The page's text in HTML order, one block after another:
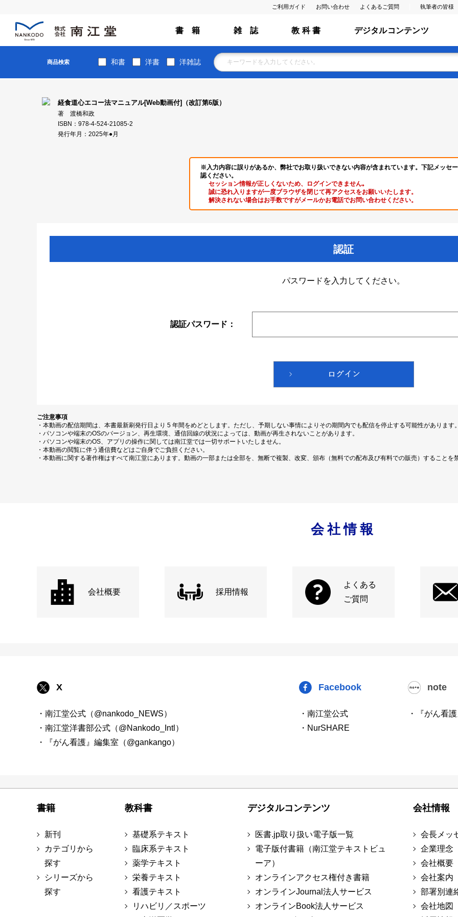
ご利用ガイド お問い合わせ よくあるご質問 執筆者の皆様
書 籍 雑 誌 教 科 書 デジタルコンテンツ
商品検索 和書 洋書 洋雑誌
経食道心エコー法マニュアル[Web動画付]（改訂第6版）
著 渡橋和政
ISBN：978-4-524-21085-2
発行年月：2025年●月
※入力内容に誤りがあるか、弊社でお取り扱いできない内容が含まれています。下記メッセ
認ください。
セッション情報が正しくないため、ログインできません｡
誠に恐れ入りますが一度ブラウザを閉じて再アクセスをお願いいたします。
解決されない場合はお手数ですがメールかお電話でお問い合わせください。
認証
パスワードを入力してください。
認証パスワード：
ご注意事項
・本動画の配信期間は、本書最新刷発行日より 5 年間をめどとします。ただし、予期しない事情によりその期間内でも配信を停止する可能性があります。
・パソコンや端末のOSのバージョン、再生環境、通信回線の状況によっては、動画が再生されないことがあります。
・パソコンや端末のOS、アプリの操作に関しては南江堂では一切サポートいたしません。
・本動画の閲覧に伴う通信費などはご自身でご負担ください。
・本動画に関する著作権はすべて南江堂にあります。動画の一部または全部を、無断で複製、改変、頒布（無料での配布及び有料での販売）することを
会社情報
会社概要 採用情報
よくある
ご質問
X
・南江堂公式（@nankodo_NEWS）
・南江堂洋書部公式（@Nankodo_Intl）
・『がん看護』編集室（@gankango）
Facebook
・南江堂公式
・NurSHARE
note
・『がん看
書籍
新刊
カテゴリから
探す
シリーズから
探す
教科書
基礎系テキスト
臨床系テキスト
薬学テキスト
栄養テキスト
看護テキスト
リハビリ／スポーツ
デジタルコンテンツ
医書.jp取り扱い電子版一覧
電子版付書籍（南江堂テキストビュ
ーア）
オンラインアクセス権付き書籍
オンラインJournal法人サービス
オンラインBook法人サービス
会社情報
会長メッ
企業理念
会社概要
会社案内
部署別連
会社地図